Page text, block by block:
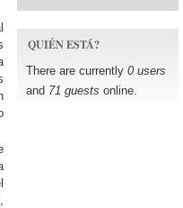
QUIÉN ESTÁ?
There are currently 0 users
and 71 guests online.